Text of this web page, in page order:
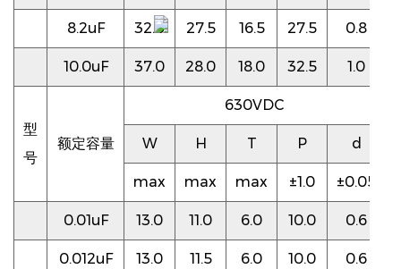
8.2uF 32.0 27.5 16.5 27.5 0.8
10.0uF 37.0 28.0 18.0 32.5 1.0
型
号
额定容量
630VDC
W H T P d
max max max ±1.0 ±0.05
0.01uF 13.0 11.0 6.0 10.0 0.6
0.012uF 13.0 11.5 6.0 10.0 0.6